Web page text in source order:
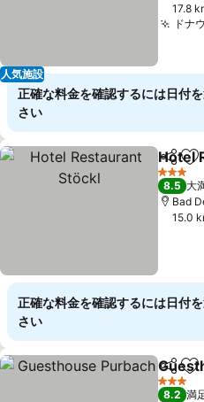
人気施設
17.8
ドナ
正確な料金を確認するには日付
さい
シェア
Hotel
3 ホテル
8.5 大
Bad
15.0
正確な料金を確認するには日付
さい
シェア
3 ホテル
8.2 満